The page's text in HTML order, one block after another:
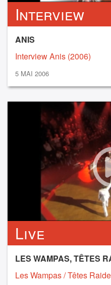
Interview
ANIS
Interview Anis (2006)
5 MAI 2006
Live
LES WAMPAS, TÊTES
Les Wampas / Têtes